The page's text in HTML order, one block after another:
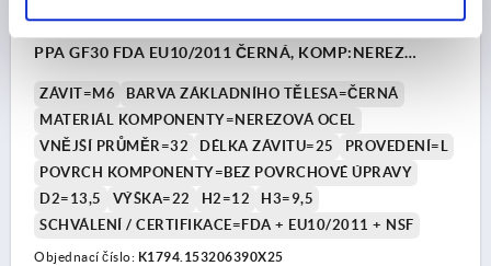
PPA GF30 FDA EU10/2011 ČERNÁ, KOMP:NEREZ
ZÁVIT=M6
BARVA ZÁKLADNÍHO TĚLESA=ČERNÁ
MATERIÁL KOMPONENTY=NEREZOVÁ OCEL
VNĚJŠÍ PRŮMĚR=32
DÉLKA ZÁVITU=25
PROVEDENÍ=L
POVRCH KOMPONENTY=BEZ POVRCHOVÉ ÚPRAVY
D2=13,5
VÝŠKA=22 H2=12
H3=9,5
SCHVÁLENÍ / CERTIFIKACE=FDA + EU10/2011 + NSF
Objednací číslo: K1794.153206390X25